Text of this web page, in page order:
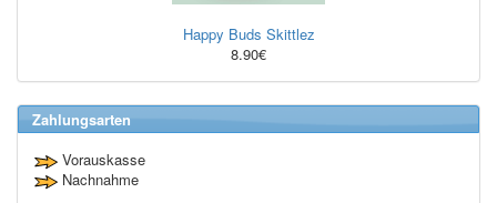
Happy Buds Skittlez
8.90€
Zahlungsarten
Vorauskasse
Nachnahme